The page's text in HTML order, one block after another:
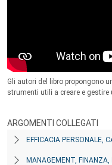
Gli autori del libro propongono
strumenti utili a creare e
ARGOMENTI COLLEGATI
EFFICACIA PERSONALE,
MANAGEMENT,